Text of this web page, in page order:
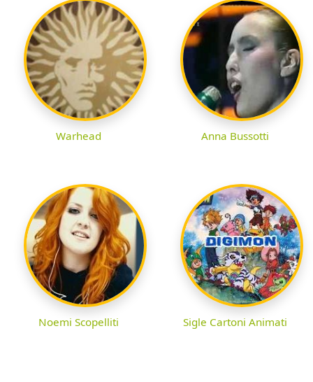
Warhead Anna Bussotti
Noemi Scopelliti Sigle Cartoni Animati